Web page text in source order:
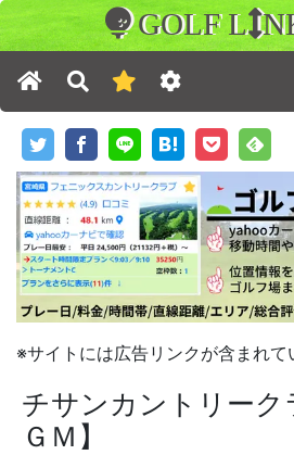
GOLF L
※サイトには広告リンクが含まれて
チサンカントリーク
ＧＭ】